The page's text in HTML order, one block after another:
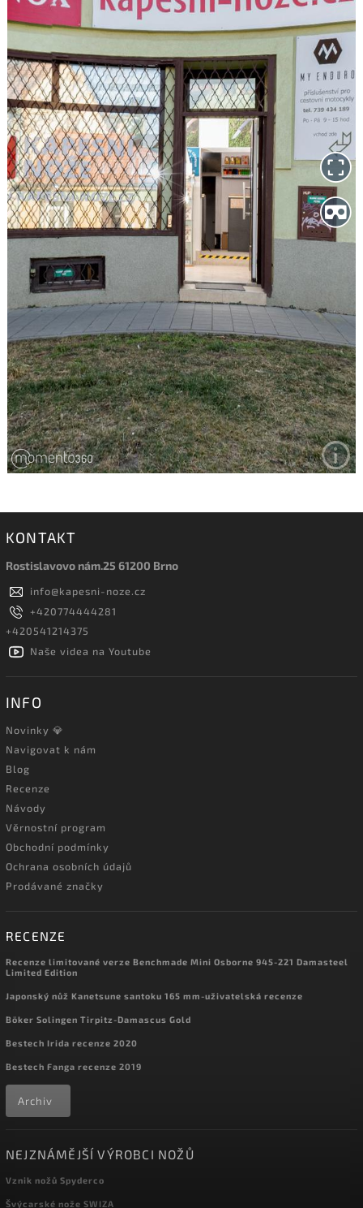
KONTAKT
Rostislavovo nám.25 61200 Brno
info@kapesni-noze.cz
+420774444281
+420541214375
Naše videa na Youtube
INFO
Novinky 💎
Navigovat k nám
Blog
Recenze
Návody
Věrnostní program
Obchodní podmínky
Ochrana osobních údajů
Prodávané značky
RECENZE
Recenze limitované verze Benchmade Mini Osborne 945-221 Damasteel
Limited Edition
Japonský nůž Kanetsune santoku 165 mm-uživatelská recenze
Böker Solingen Tirpitz-Damascus Gold
Bestech Irida recenze 2020
Bestech Fanga recenze 2019
Archiv
NEJZNÁMĚJŠÍ VÝROBCI NOŽŮ
Vznik nožů Spyderco
Švýcarské nože SWIZA